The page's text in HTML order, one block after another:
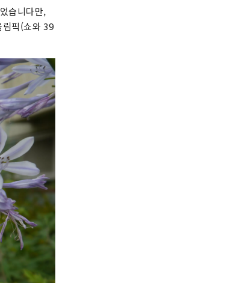
습니다만,
픽(쇼와 39